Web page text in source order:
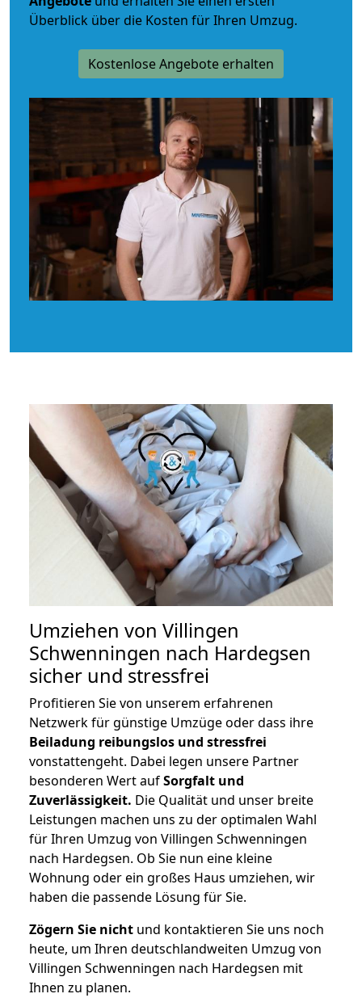
Überblick über die Kosten für Ihren Umzug.
Kostenlose Angebote erhalten
Umziehen von Villingen
Schwenningen nach Hardegsen
sicher und stressfrei
Profitieren Sie von unserem erfahrenen
Netzwerk für günstige Umzüge oder dass ihre
Beiladung reibungslos und stressfrei
vonstattengeht. Dabei legen unsere Partner
besonderen Wert aufSorgfalt und
Zuverlässigkeit. Die Qualität und unser breite
Leistungen machen uns zu der optimalen Wahl
für Ihren Umzug von Villingen Schwenningen
nach Hardegsen. Ob Sie nun eine kleine
Wohnung oder ein großes Haus umziehen, wir
haben die passende Lösung für Sie.
Zögern Sie nicht und kontaktieren Sie uns noch
heute, um Ihren deutschlandweiten Umzug von
Villingen Schwenningen nach Hardegsen mit
Ihnen zu planen.